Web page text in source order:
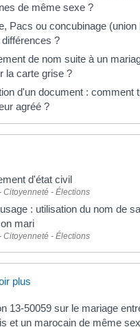
de même sexe ?
Pacs ou concubinage (union
?
de nom suite à un
la carte grise ?
d'un document : comment
agréé ?
d'état civil
Citoyenneté - Élections
: utilisation du nom de
mari
Citoyenneté - Élections
plus
13-50059 sur le mariage
et un marocain de même